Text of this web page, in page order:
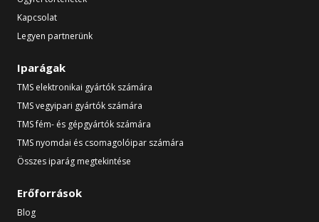
Kapcsolat
Legyen partnerünk
Iparágak
TMS elektronikai gyártók számára
TMS vegyipari gyártók számára
TMS fém- és gépgyártók számára
TMS nyomdai és csomagolóipar számára
Összes iparág megtekintése
Erőforrások
Blog